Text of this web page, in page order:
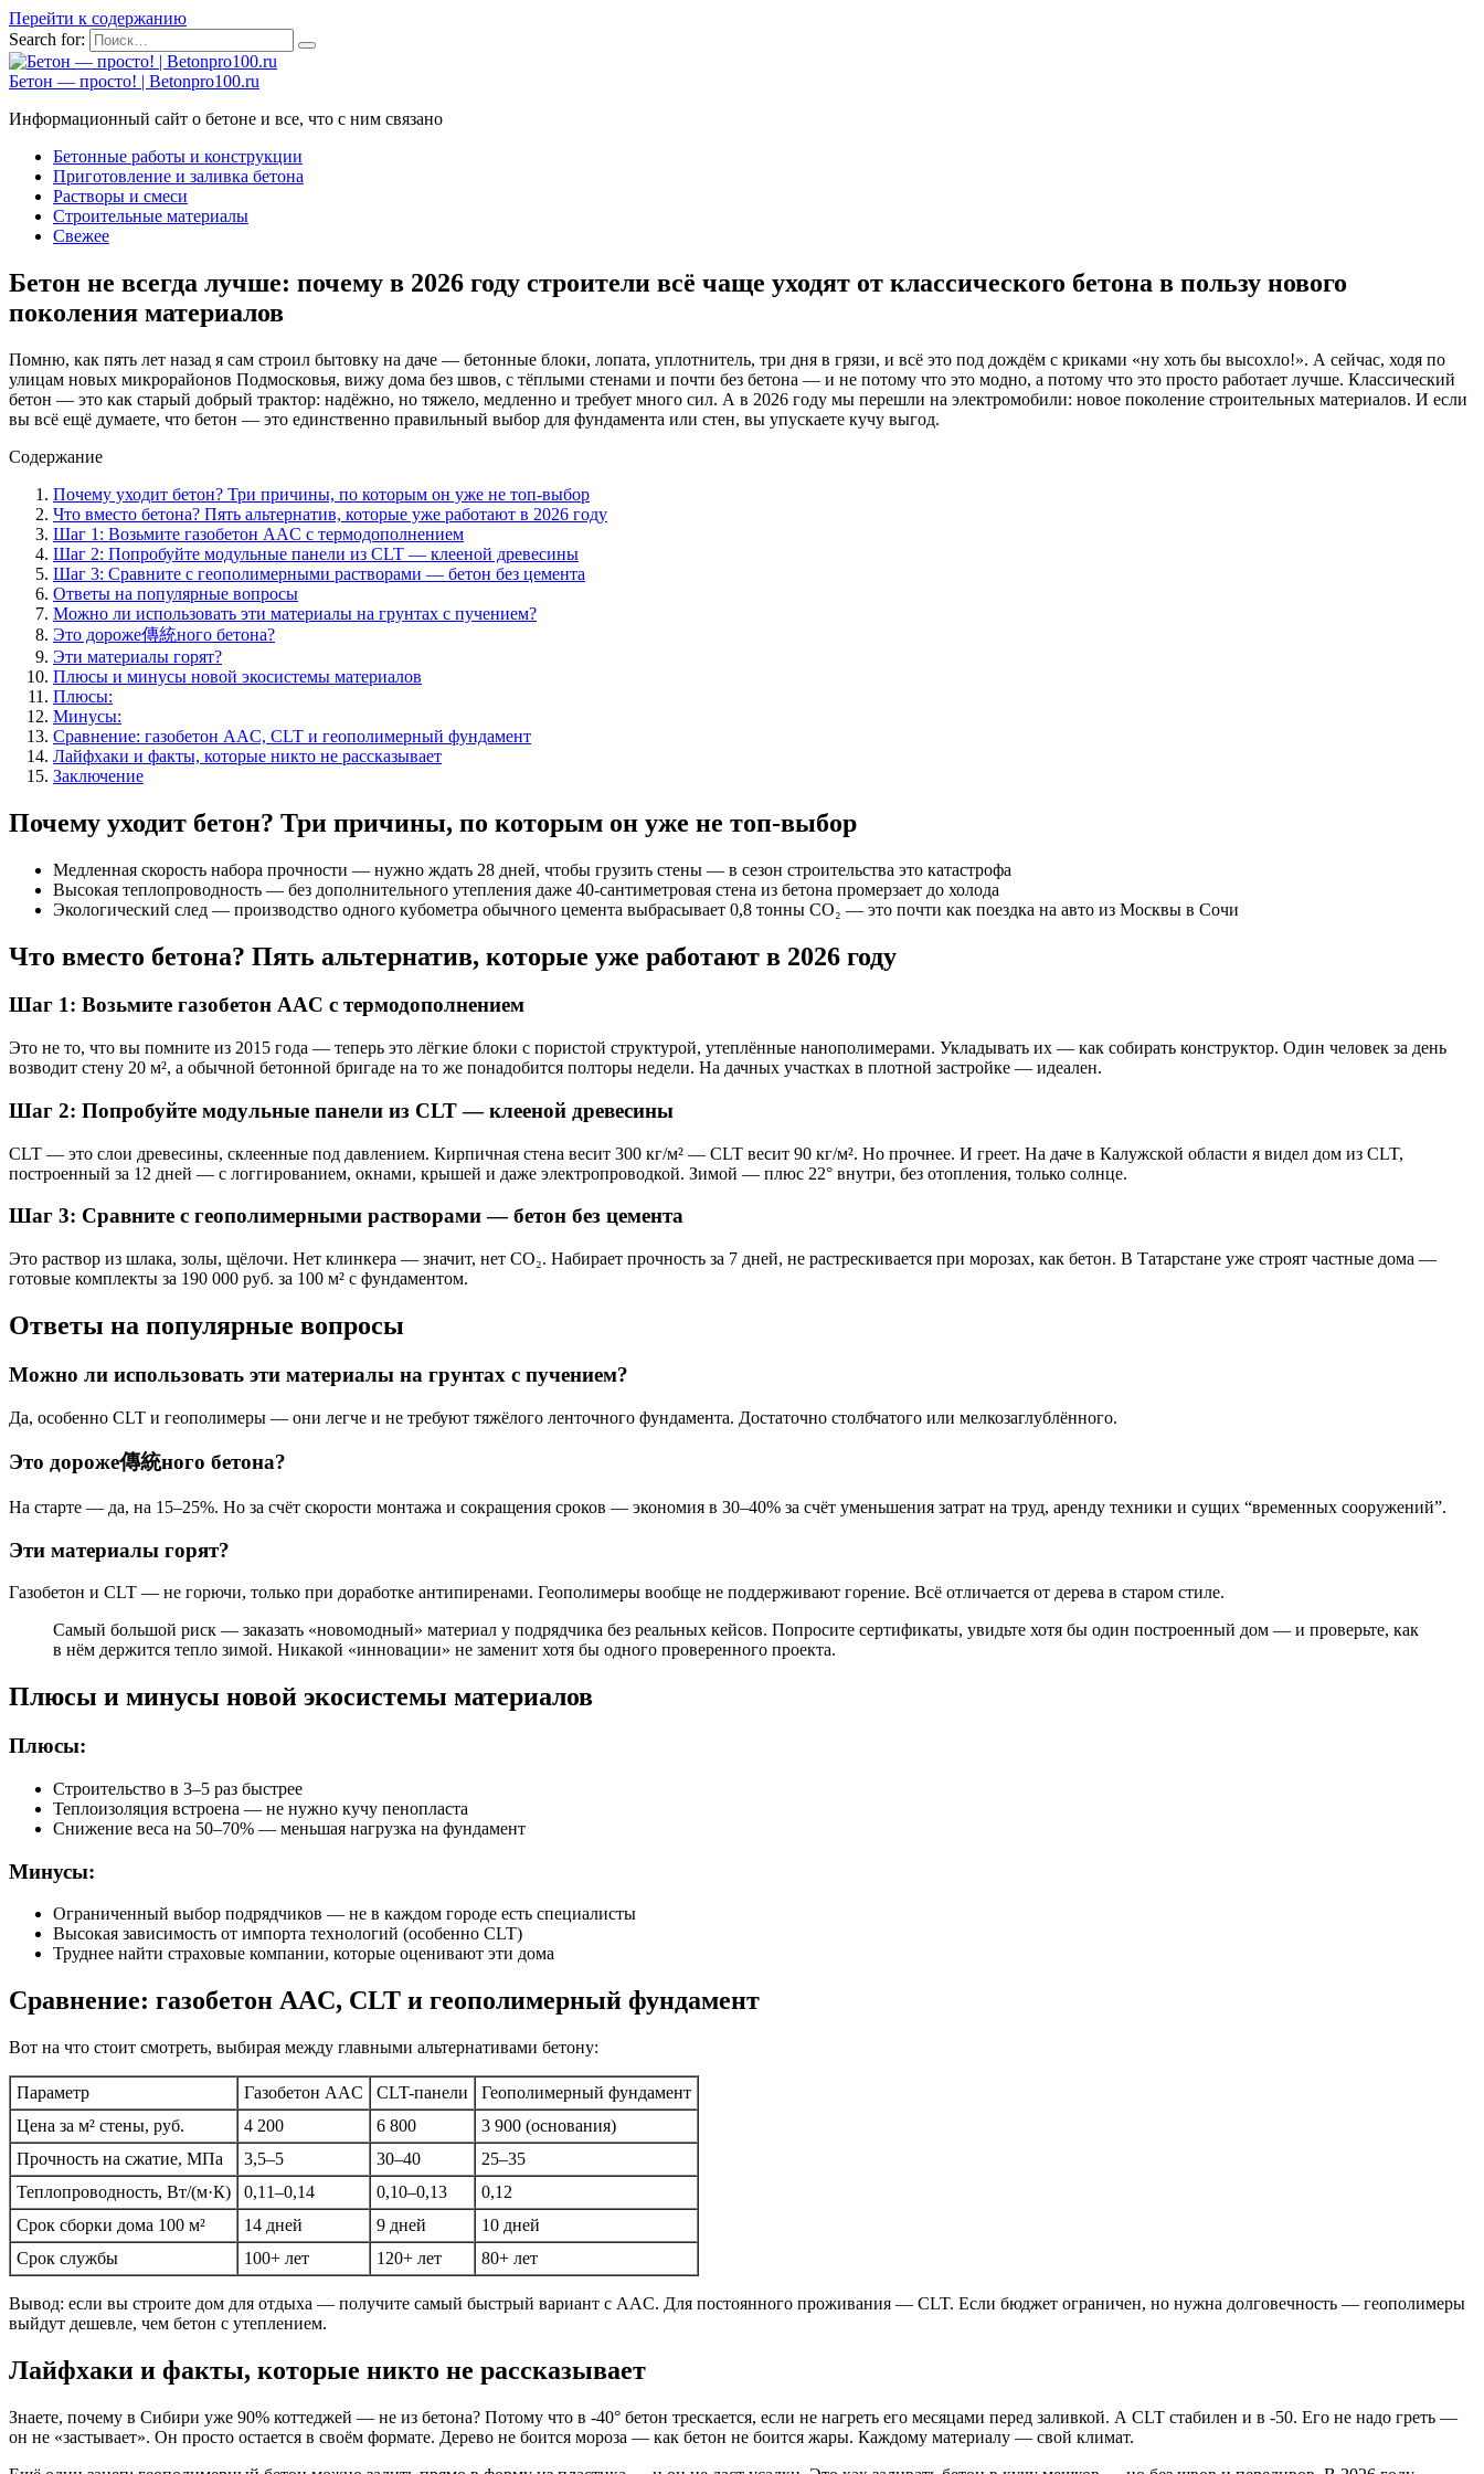
Перейти к содержанию
Search for:
Бетон — просто! | Betonpro100.ru
Информационный сайт о бетоне и все, что с ним связано
Бетонные работы и конструкции
Приготовление и заливка бетона
Растворы и смеси
Строительные материалы
Свежее
Бетон не всегда лучше: почему в 2026 году строители всё чаще уходят от классического бетона в пользу нового
поколения материалов
Помню, как пять лет назад я сам строил бытовку на даче — бетонные блоки, лопата, уплотнитель, три дня в грязи, и всё это под дождём с криками «ну хоть бы высохло!». А сейчас, ходя по
улицам новых микрорайонов Подмосковья, вижу дома без швов, с тёплыми стенами и почти без бетона — и не потому что это модно, а потому что это просто работает лучше. Классический
бетон — это как старый добрый трактор: надёжно, но тяжело, медленно и требует много сил. А в 2026 году мы перешли на электромобили: новое поколение строительных материалов. И если
вы всё ещё думаете, что бетон — это единственно правильный выбор для фундамента или стен, вы упускаете кучу выгод.
Содержание
Почему уходит бетон? Три причины, по которым он уже не топ-выбор
Что вместо бетона? Пять альтернатив, которые уже работают в 2026 году
Шаг 1: Возьмите газобетон AAC с термодополнением
Шаг 2: Попробуйте модульные панели из CLT — клееной древесины
Шаг 3: Сравните с геополимерными растворами — бетон без цемента
Ответы на популярные вопросы
Можно ли использовать эти материалы на грунтах с пучением?
Это дороже傳統ного бетона?
Эти материалы горят?
Плюсы и минусы новой экосистемы материалов
Плюсы:
Минусы:
Сравнение: газобетон AAC, CLT и геополимерный фундамент
Лайфхаки и факты, которые никто не рассказывает
Заключение
Почему уходит бетон? Три причины, по которым он уже не топ-выбор
Медленная скорость набора прочности — нужно ждать 28 дней, чтобы грузить стены — в сезон строительства это катастрофа
Высокая теплопроводность — без дополнительного утепления даже 40-сантиметровая стена из бетона промерзает до холода
Экологический след — производство одного кубометра обычного цемента выбрасывает 0,8 тонны CO₂ — это почти как поездка на авто из Москвы в Сочи
Что вместо бетона? Пять альтернатив, которые уже работают в 2026 году
Шаг 1: Возьмите газобетон AAC с термодополнением
Это не то, что вы помните из 2015 года — теперь это лёгкие блоки с пористой структурой, утеплённые нанополимерами. Укладывать их — как собирать конструктор. Один человек за день
возводит стену 20 м², а обычной бетонной бригаде на то же понадобится полторы недели. На дачных участках в плотной застройке — идеален.
Шаг 2: Попробуйте модульные панели из CLT — клееной древесины
CLT — это слои древесины, склеенные под давлением. Кирпичная стена весит 300 кг/м² — CLT весит 90 кг/м². Но прочнее. И греет. На даче в Калужской области я видел дом из CLT,
построенный за 12 дней — с логгированием, окнами, крышей и даже электропроводкой. Зимой — плюс 22° внутри, без отопления, только солнце.
Шаг 3: Сравните с геополимерными растворами — бетон без цемента
Это раствор из шлака, золы, щёлочи. Нет клинкера — значит, нет CO₂. Набирает прочность за 7 дней, не растрескивается при морозах, как бетон. В Татарстане уже строят частные дома —
готовые комплекты за 190 000 руб. за 100 м² с фундаментом.
Ответы на популярные вопросы
Можно ли использовать эти материалы на грунтах с пучением?
Да, особенно CLT и геополимеры — они легче и не требуют тяжёлого ленточного фундамента. Достаточно столбчатого или мелкозаглублённого.
Это дороже傳統ного бетона?
На старте — да, на 15–25%. Но за счёт скорости монтажа и сокращения сроков — экономия в 30–40% за счёт уменьшения затрат на труд, аренду техники и сущих “временных сооружений”.
Эти материалы горят?
Газобетон и CLT — не горючи, только при доработке антипиренами. Геополимеры вообще не поддерживают горение. Всё отличается от дерева в старом стиле.
Самый большой риск — заказать «новомодный» материал у подрядчика без реальных кейсов. Попросите сертификаты, увидьте хотя бы один построенный дом — и проверьте, как
в нём держится тепло зимой. Никакой «инновации» не заменит хотя бы одного проверенного проекта.
Плюсы и минусы новой экосистемы материалов
Плюсы:
Строительство в 3–5 раз быстрее
Теплоизоляция встроена — не нужно кучу пенопласта
Снижение веса на 50–70% — меньшая нагрузка на фундамент
Минусы:
Ограниченный выбор подрядчиков — не в каждом городе есть специалисты
Высокая зависимость от импорта технологий (особенно CLT)
Труднее найти страховые компании, которые оценивают эти дома
Сравнение: газобетон AAC, CLT и геополимерный фундамент
Вот на что стоит смотреть, выбирая между главными альтернативами бетону:
Параметр Газобетон AAC CLT-панели
Геополимерный фундамент
Цена за м² стены, руб.
4 200 6 800
3 900 (основания)
Прочность на сжатие, МПа
3,5–5 30–40
25–35
Теплопроводность, Вт/(м·К)
0,11–0,14 0,10–0,13
0,12
Срок сборки дома 100 м²
14 дней 9 дней
10 дней
Срок службы
100+ лет 120+ лет 80+ лет
Вывод: если вы строите дом для отдыха — получите самый быстрый вариант с AAC. Для постоянного проживания — CLT. Если бюджет ограничен, но нужна долговечность — геополимеры
выйдут дешевле, чем бетон с утеплением.
Лайфхаки и факты, которые никто не рассказывает
Знаете, почему в Сибири уже 90% коттеджей — не из бетона? Потому что в -40° бетон трескается, если не нагреть его месяцами перед заливкой. А CLT стабилен и в -50. Его не надо греть —
он не «застывает». Он просто остается в своём формате. Дерево не боится мороза — как бетон не боится жары. Каждому материалу — свой климат.